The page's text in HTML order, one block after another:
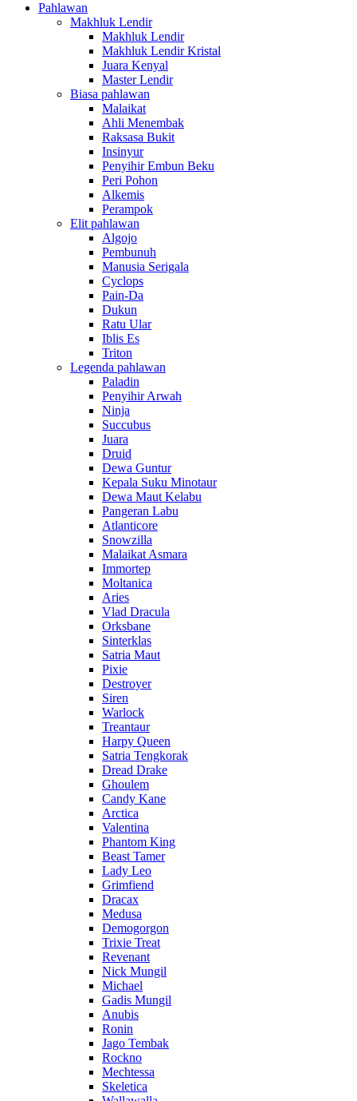
Pahlawan
Makhluk Lendir
Makhluk Lendir
Makhluk Lendir Kristal
Juara Kenyal
Master Lendir
Biasa pahlawan
Malaikat
Ahli Menembak
Raksasa Bukit
Insinyur
Penyihir Embun Beku
Peri Pohon
Alkemis
Perampok
Elit pahlawan
Algojo
Pembunuh
Manusia Serigala
Cyclops
Pain-Da
Dukun
Ratu Ular
Iblis Es
Triton
Legenda pahlawan
Paladin
Penyihir Arwah
Ninja
Succubus
Juara
Druid
Dewa Guntur
Kepala Suku Minotaur
Dewa Maut Kelabu
Pangeran Labu
Atlanticore
Snowzilla
Malaikat Asmara
Immortep
Moltanica
Aries
Vlad Dracula
Orksbane
Sinterklas
Satria Maut
Pixie
Destroyer
Siren
Warlock
Treantaur
Harpy Queen
Satria Tengkorak
Dread Drake
Ghoulem
Candy Kane
Arctica
Valentina
Phantom King
Beast Tamer
Lady Leo
Grimfiend
Dracax
Medusa
Demogorgon
Trixie Treat
Revenant
Nick Mungil
Michael
Gadis Mungil
Anubis
Ronin
Jago Tembak
Rockno
Mechtessa
Skeletica